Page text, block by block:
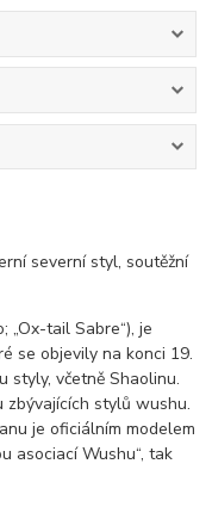
severní styl, soutěžní
tail Sabre“), je
se objevily na konci 19.
styly, včetně Shaolinu.
zbývajících stylů wushu.
je oficiálním modelem
asociací Wushu“, tak